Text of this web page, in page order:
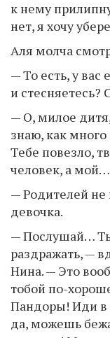
к нему
нет, я хочу
Аля молча
— То есть, у вас
и стесняетесь?
— О, милое
знаю, как много
Тебе повезло,
человек, а
— Родителей
девочка.
— Послушай…
раздражать, —
Нина. — Это
тобой по-
Пандоры! Иди в
да, можешь